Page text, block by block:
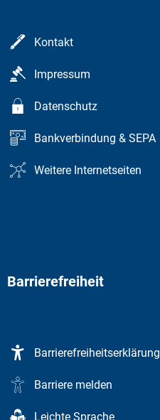
Kontakt
Impressum
Datenschutz
Bankverbindung & SEPA
Weitere Internetseiten
Barrierefreiheit
Barrierefreiheitserklärung
Barriere melden
Leichte Sprache